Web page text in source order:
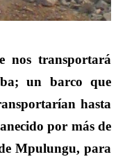
nos transportará
un barco que
hasta
por más de
Mpulungu, para